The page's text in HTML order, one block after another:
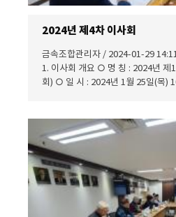
aign=naver-news
2024년 제4차 이사회
금속조합관리자 / 2024-01-29
1. 이사회 개요 ○ 명 칭 : 2024년 제1차 이사회 (비상대책위원
회) ○ 일 시 : 2024년 1월 25일(목) 10:30 ○ 장 소 : 조합 회의
박 영 수 〃 백 운 기 〃 서 형 배 〃 이 성 형 〃 이 영 섭
〃 이 영 창 〃 이 장 섭 〃 이 재 창 〃 임 동 수 〃 임 영
미 전무이사 강 홍 식 (서면결의) 이 사 이 규 훈 이 사 신 현 구
2. 의안심의 결과 제1호 의안 : 2023년도 사업보고, 결산 및 잉
여금처분계산서(안) 총회 부의(안) - 원안대로 의결하다. 제2호
의안 : 2024년도 사업계획 및 수지